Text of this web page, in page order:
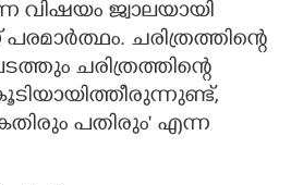
വിഷയം ജ്വാലയായി
ചരിത്രത്തിന്റെ
ചരിത്രത്തിന്റെ
പതിരും" എന്ന